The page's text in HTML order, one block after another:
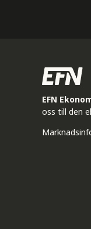
EFN
oss till den